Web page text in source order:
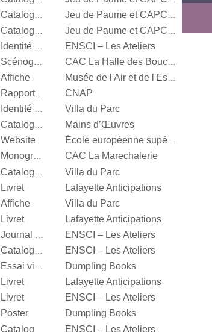
ENSCI – Les Ateliers
Affiche Musée de l'Air et de l'Espace
Rapport d’activité
CNAP
Identité visuelle
Villa du Parc
Catalogue d’exposition
Mains d’Œuvres
Website École européenne supérieure d'art de Bretagne
Monographie
CAC La Marechalerie
Villa du Parc
Livret
Lafayette Anticipations
Affiche
Villa du Parc
Livret
Lafayette Anticipations
ENSCI – Les Ateliers
Catalogue d’exposition
ENSCI – Les Ateliers
Essai visuel
Dumpling Books
Livret
Lafayette Anticipations
Livret
ENSCI – Les Ateliers
Poster
Dumpling Books
ENSCI – Les Ateliers